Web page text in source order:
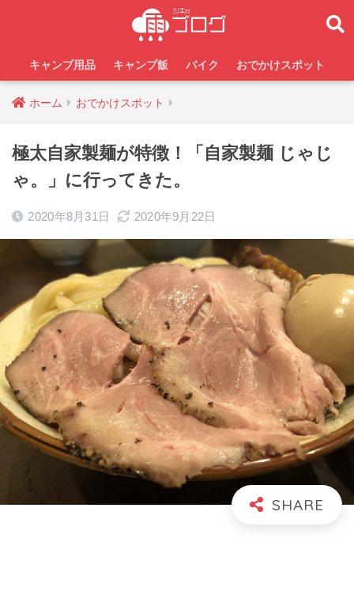
キャンプ用品 キャンプ飯 バイク おでかけスポット
ホーム おでかけスポット
極太自家製麺が特徴！「自家製麺 じゃじ
ゃ。」に行ってきた。
2020年8月31日 2020年9月22日